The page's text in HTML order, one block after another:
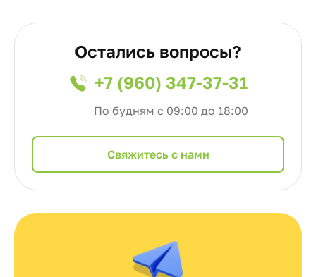
Остались вопросы?
+7 (960) 347-37-31
По будням с 09:00 до 18:00
Cвяжитесь с нами